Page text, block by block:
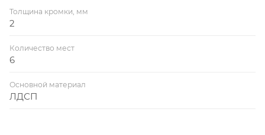
Толщина кромки, мм
2
Количество мест
6
Основной материал
ЛДСП